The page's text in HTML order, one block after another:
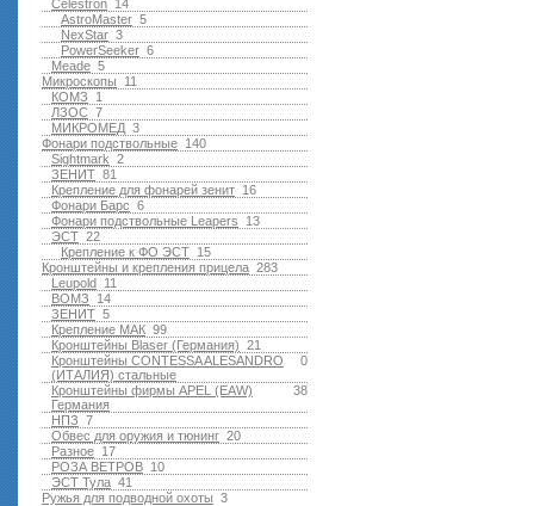
14
Celestron
5
AstroMaster
3
NexStar
6
PowerSeeker
5
Meade
11
Микроскопы
1
КОМЗ
7
ЛЗОС
3
МИКРОМЕД
140
Фонари подствольные
2
Sightmark
81
ЗЕНИТ
16
Крепление для фонарей зенит
6
Фонари Барс
13
Фонари подствольные Leapers
22
ЭСТ
15
Крепление к ФО ЭСТ
283
Кронштейны и крепления прицела
11
Leupold
14
ВОМЗ
5
ЗЕНИТ
99
Крепление МАК
21
Кронштейны Blaser (Германия)
0
Кронштейны CONTESSA ALESANDRO
(ИТАЛИЯ) стальные
38
Кронштейны фирмы APEL (EAW)
Германия
7
НПЗ
20
Обвес для оружия и тюнинг
17
Разное
10
РОЗА ВЕТРОВ
41
ЭСТ Тула
3
Ружья для подводной оxоты